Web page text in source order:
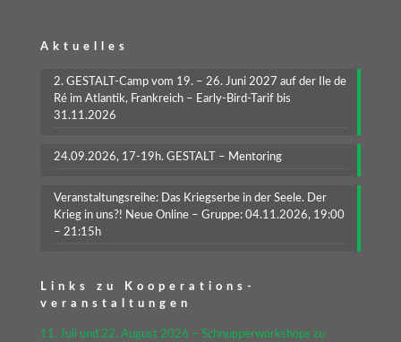
Aktuelles
2. GESTALT-Camp vom 19. – 26. Juni 2027 auf der Ile de
Ré im Atlantik, Frankreich – Early-Bird-Tarif bis
31.11.2026
24.09.2026, 17-19h. GESTALT – Mentoring
Veranstaltungsreihe: Das Kriegserbe in der Seele. Der
Krieg in uns?! Neue Online – Gruppe: 04.11.2026, 19:00
– 21:15h
Links zu Kooperations-
veranstaltungen
11. Juli und 22. August 2026 – Schnupperworkshops zu